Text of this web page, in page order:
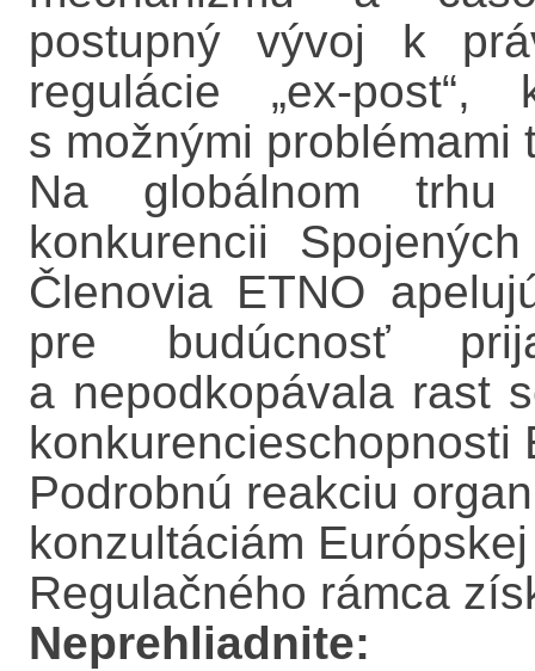
postupný vývoj k
regulácie „ex-
s možnými problémami
Na globálnom trhu
konkurencii
Členovia ETNO
pre budúcnosť
a nepodkopávala rast
konkurencieschopnosti
Podrobnú reakciu
konzultáciám
Regulačného rámca
Neprehliadnite: